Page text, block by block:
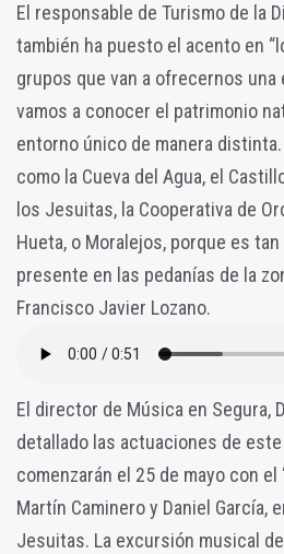
El responsable de Turismo de la
también ha puesto el acento en
grupos que van a ofrecernos una
vamos a conocer el patrimonio
entorno único de manera
como la Cueva del Agua, el
los Jesuitas, la Cooperativa de
Hueta, o Moralejos, porque es
presente en las pedanías de la
Francisco Javier Lozano.
El director de Música en Segura,
detallado las actuaciones de
comenzarán el 25 de mayo con el
Martín Caminero y Daniel García,
Jesuitas. La excursión musical